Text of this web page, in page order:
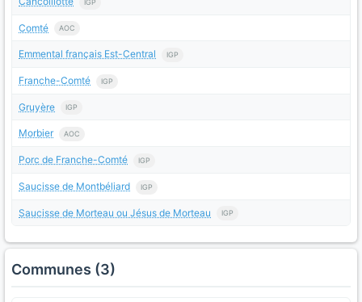
Comté AOC
Emmental français Est-Central IGP
Franche-Comté IGP
Gruyère IGP
Morbier AOC
Porc de Franche-Comté IGP
Saucisse de Montbéliard IGP
Saucisse de Morteau ou Jésus de Morteau IGP
Communes (3)